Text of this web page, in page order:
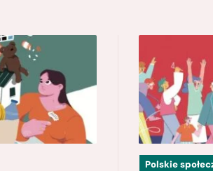
Polskie